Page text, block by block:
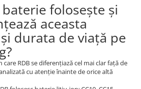
folosește și
aceasta
durata de viață pe
care RDB se diferențiază cel mai clar față de
cu atenție înainte de orice altă